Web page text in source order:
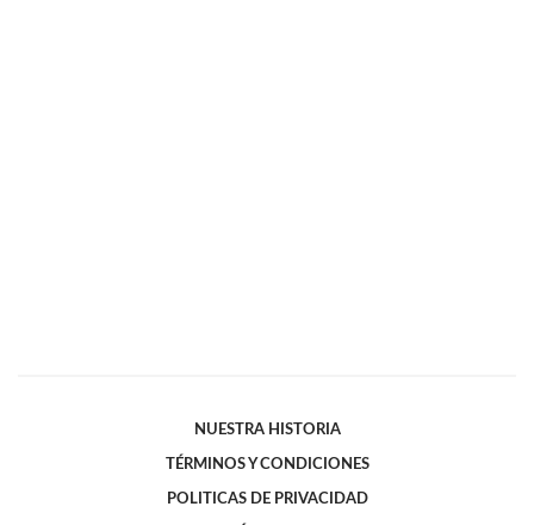
NUESTRA HISTORIA
TÉRMINOS Y CONDICIONES
POLITICAS DE PRIVACIDAD